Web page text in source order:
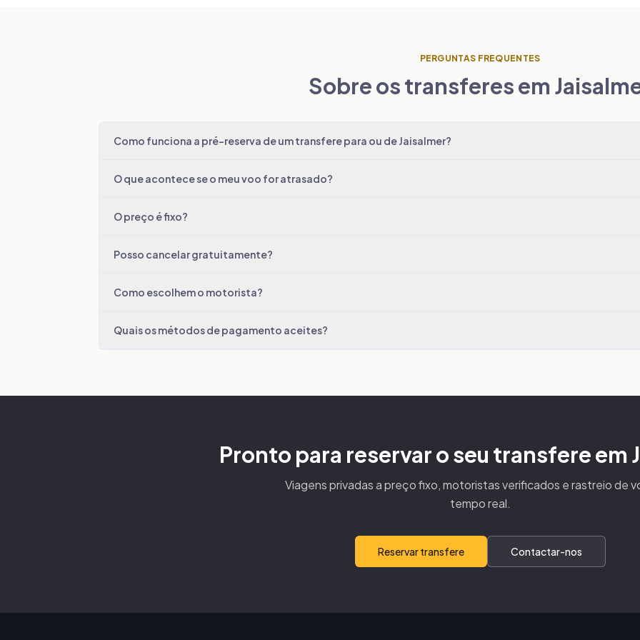
PERGUNTAS FREQUENTES
Sobre os transferes em
Como funciona a pré-reserva de um transfere para ou de Jaisalmer?
O que acontece se o meu voo for atrasado?
O preço é fixo?
Posso cancelar gratuitamente?
Como escolhem o motorista?
Quais os métodos de pagamento aceites?
Pronto para reservar o seu transfere em
Viagens privadas a preço fixo, motoristas verificados e rastreio de
tempo real.
Reservar transfere Contactar-nos